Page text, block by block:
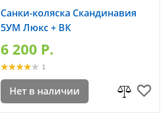
Санки-коляска Скандинавия
5УМ Люкс + ВК
6 200 P.
1
Нет в наличии